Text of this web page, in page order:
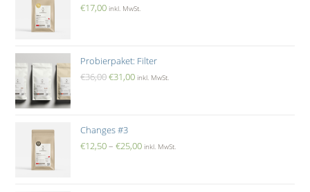
€17,00 inkl. MwSt.
Probierpaket: Filter
€36,00€31,00 inkl. MwSt.
Changes #3
€12,50–€25,00 inkl. MwSt.